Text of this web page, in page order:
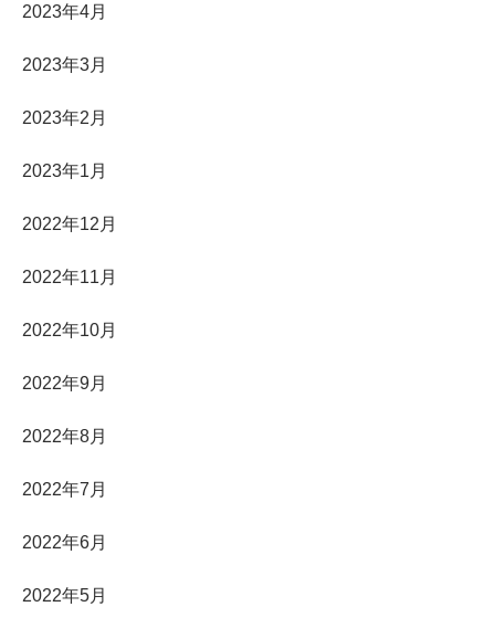
2023年4月
2023年3月
2023年2月
2023年1月
2022年12月
2022年11月
2022年10月
2022年9月
2022年8月
2022年7月
2022年6月
2022年5月